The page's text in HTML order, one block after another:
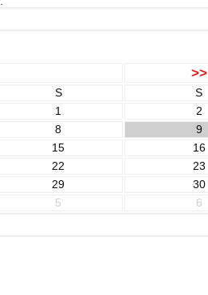
>>
S
S
1
2
8
9
15
16
22
23
29
30
5 6